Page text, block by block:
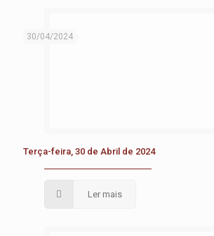
30/04/2024
Terça-feira, 30 de Abril de 2024
Ler mais